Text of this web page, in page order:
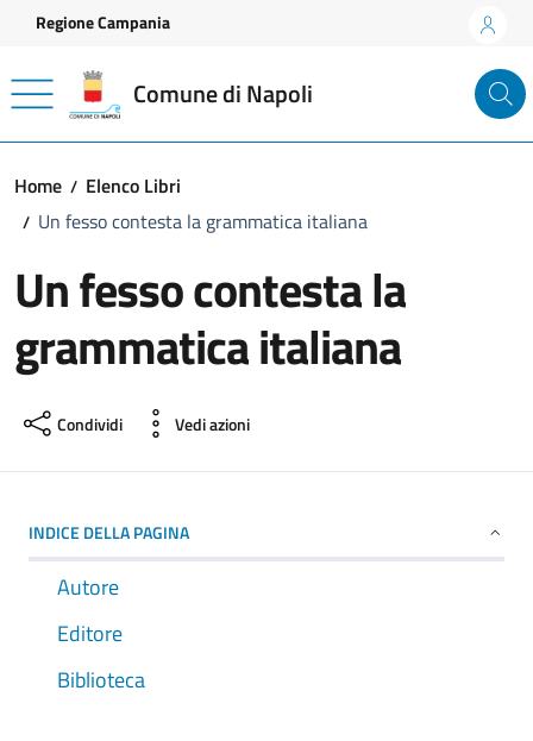
Vai ai contenuti
Vai al footer
Regione Campania
Comune di Napoli
Home
Elenco Libri
Un fesso contesta la grammatica italiana
Un fesso contesta la
grammatica italiana
Condividi Vedi azioni
INDICE DELLA PAGINA
Autore
Editore
Biblioteca